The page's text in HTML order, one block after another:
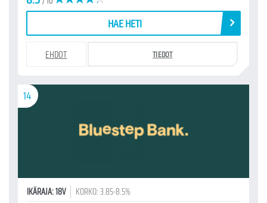
HAE HETI
EHDOT TIEDOT
14
IKÄRAJA: 18V KORKO: 3.85-8.5%